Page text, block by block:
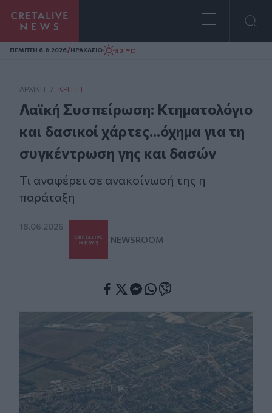
Homepage
ΠΕΜΠΤΗ 6.8.2026/ΗΡΑΚΛΕΙΟ 32 °C
ΑΡΧΙΚΗ / ΚΡΉΤΗ
Λαϊκή Συσπείρωση: Κτηματολόγιο
και δασικοί χάρτες...όχημα για τη
συγκέντρωση γης και δασών
Τι αναφέρει σε ανακοίνωσή της η
παράταξη
18.06.2026
NEWSROOM